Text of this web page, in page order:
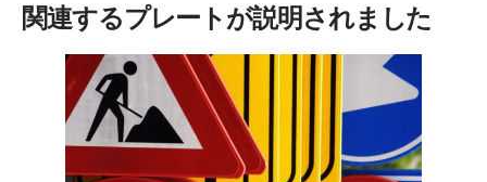
関連するプレートが説明されました